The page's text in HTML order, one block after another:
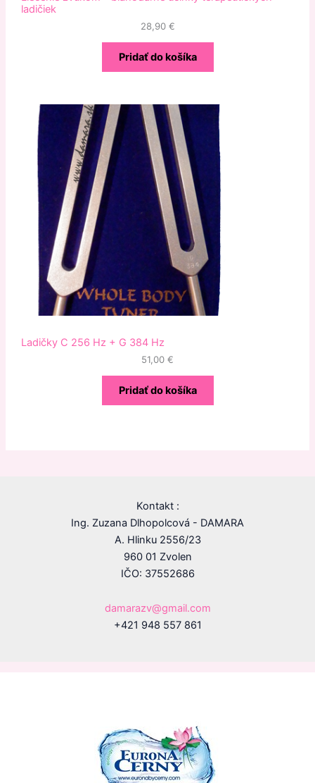
ladičiek
28,90 €
Pridať do košíka
Ladičky C 256 Hz + G 384 Hz
51,00 €
Pridať do košíka
Kontakt :
Ing. Zuzana Dlhopolcová - DAMARA
A. Hlinku 2556/23
960 01 Zvolen
IČO: 37552686
damarazv@gmail.com
+421 948 557 861